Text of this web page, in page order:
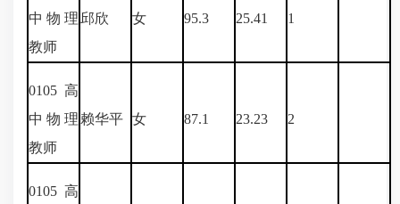
中物理
教师
邱欣 女 95.3 25.41 1
0105 高
中物理
教师
赖华平 女 87.1 23.23 2
0105 高